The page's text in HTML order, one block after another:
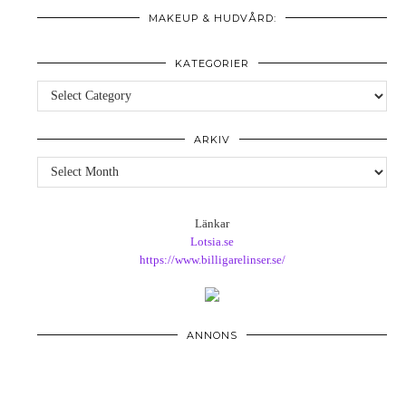
MAKEUP & HUDVÅRD:
KATEGORIER
Kategorier
ARKIV
Arkiv
Länkar
Lotsia.se
https://www.billigarelinser.se/
ANNONS